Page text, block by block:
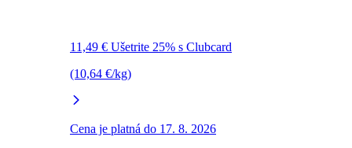
11,49 € Ušetrite 25% s Clubcard
(10,64 €/kg)
Cena je platná do 17. 8. 2026